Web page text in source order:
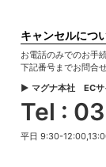
キャンセルにつ
お電話のみでのお手
下記番号までお問合
▶ マグナ本社 ECサ
Tel :
平日 9:30-